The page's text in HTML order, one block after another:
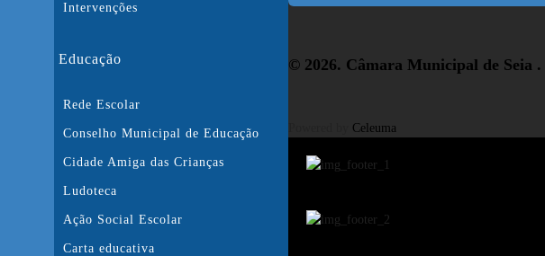
Intervenções
Educação
Rede Escolar
Conselho Municipal de Educação
Cidade Amiga das Crianças
Ludoteca
Ação Social Escolar
Carta educativa
© 2026. Câmara Municipal de Seia .
Celeuma